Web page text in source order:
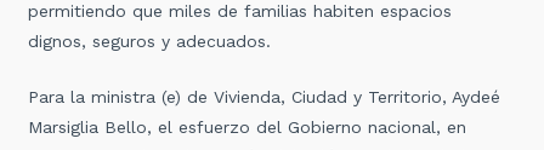
permitiendo que miles de familias habiten espacios
dignos, seguros y adecuados.
Para la ministra (e) de Vivienda, Ciudad y Territorio, Aydeé
Marsiglia Bello, el esfuerzo del Gobierno nacional, en